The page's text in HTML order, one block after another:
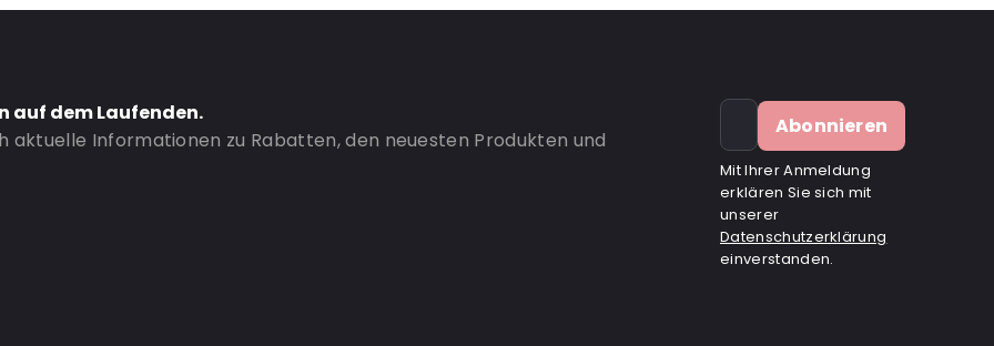
auf dem Laufenden.
aktuelle Informationen zu Rabatten, den neuesten Produkten und
Abonnieren
Mit Ihrer Anmeldung
erklären Sie sich mit
unserer
Datenschutzerklärung
einverstanden.